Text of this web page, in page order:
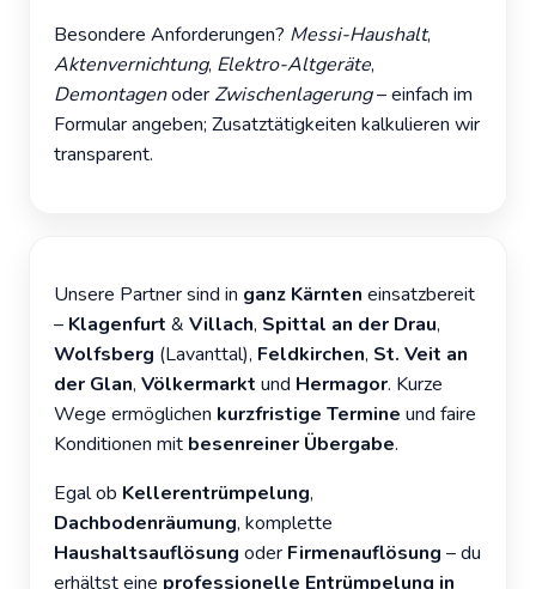
Besondere Anforderungen? Messi-Haushalt,
Aktenvernichtung, Elektro-Altgeräte,
Demontagenoder Zwischenlagerung– einfach im
Formular angeben; Zusatztätigkeiten kalkulieren wir
transparent.
Unsere Partner sind in ganz Kärnten einsatzbereit
– Klagenfurt & Villach, Spittal an der Drau,
Wolfsberg (Lavanttal), Feldkirchen, St. Veit an
der Glan, Völkermarkt und Hermagor. Kurze
Wege ermöglichen kurzfristige Termine und faire
Konditionen mit besenreiner Übergabe.
Egal ob Kellerentrümpelung,
Dachbodenräumung, komplette
Haushaltsauflösung oder Firmenauflösung – du
erhältst eine professionelle Entrümpelung in